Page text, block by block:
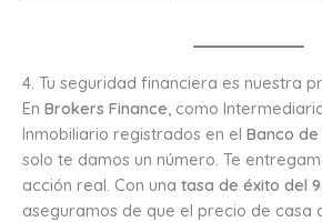
4. Tu seguridad financiera es nuestra
En Brokers Finance , como
Inmobiliario registrados en el Banco de
solo te damos un número. Te
acción real. Con una tasa de éxito del
aseguramos de que el precio de casa